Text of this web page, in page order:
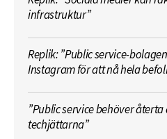
infrastruktur”
Replik: ”Public service-
Instagram för att nå hela
”Public service behöver
techjättarna”